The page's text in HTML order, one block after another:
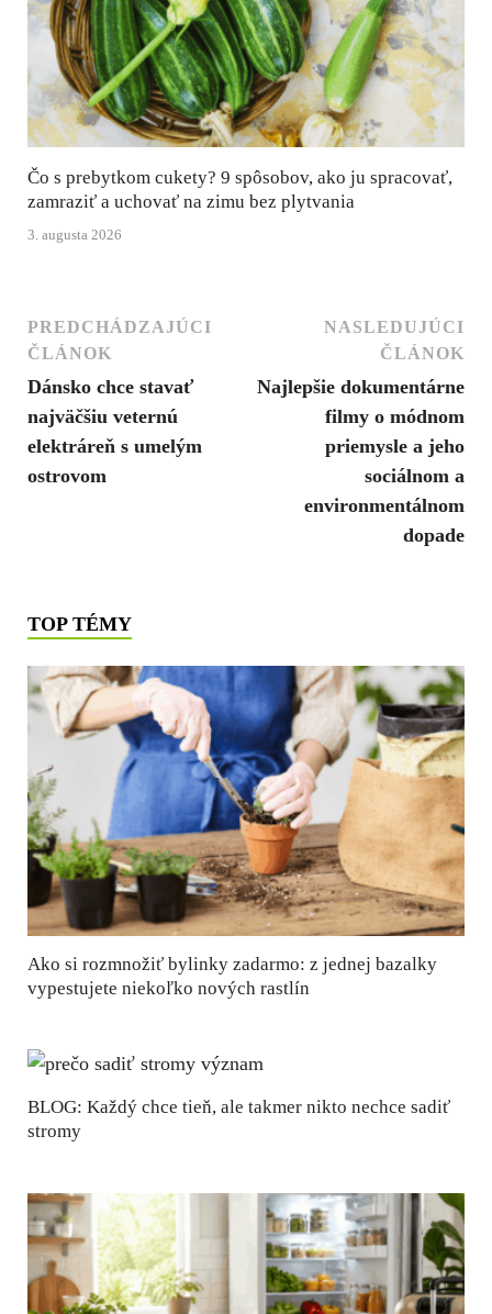
Čo s prebytkom cukety? 9 spôsobov, ako ju spracovať,
zamraziť a uchovať na zimu bez plytvania
3. augusta 2026
PREDCHÁDZAJÚCI
ČLÁNOK
Dánsko chce stavať
najväčšiu veternú
elektráreň s umelým
ostrovom
NASLEDUJÚCI
ČLÁNOK
Najlepšie dokumentárne
filmy o módnom
priemysle a jeho
sociálnom a
environmentálnom
dopade
TOP TÉMY
Ako si rozmnožiť bylinky zadarmo: z jednej bazalky
vypestujete niekoľko nových rastlín
BLOG: Každý chce tieň, ale takmer nikto nechce sadiť
stromy